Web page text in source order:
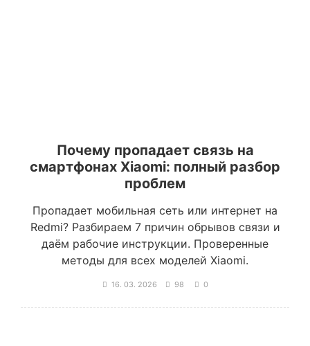
Почему пропадает связь на
смартфонах Xiaomi: полный разбор
проблем
Пропадает мобильная сеть или интернет на
Redmi? Разбираем 7 причин обрывов связи и
даём рабочие инструкции. Проверенные
методы для всех моделей Xiaomi.
16. 03. 2026 98 0